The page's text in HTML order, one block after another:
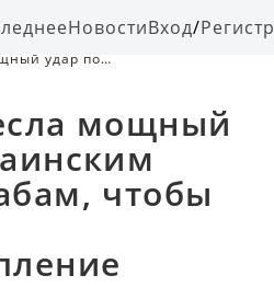
НовостиВход/
удар по
мощный
чтобы